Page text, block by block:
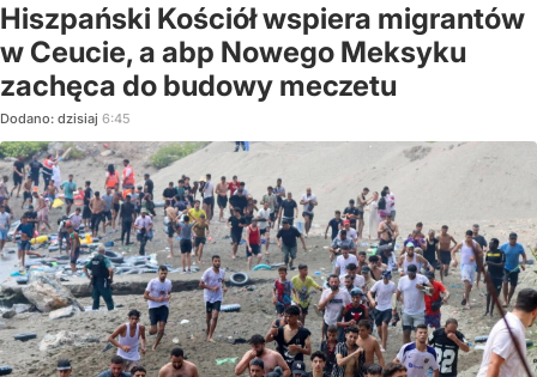
Hiszpański Kościół wspiera migrantów
w Ceucie, a abp Nowego Meksyku
zachęca do budowy meczetu
Dodano: dzisiaj 6:45